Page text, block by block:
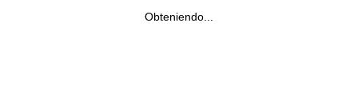
Obteniendo...